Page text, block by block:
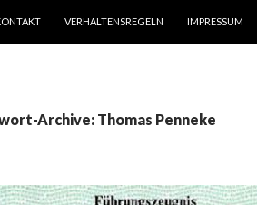
VERHALTENSREGELN IMPRESSUM
Archive: Thomas Penneke